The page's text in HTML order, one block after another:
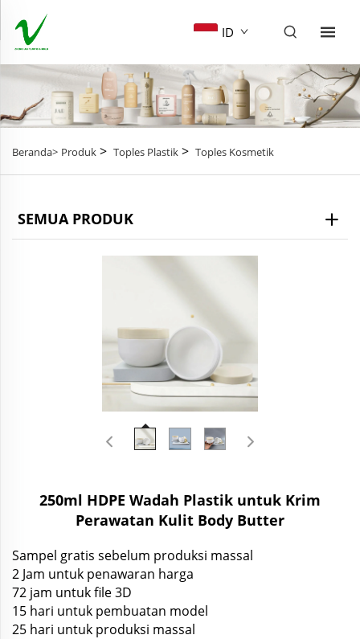
ID
Beranda> Produk > Toples Plastik > Toples Kosmetik
SEMUA PRODUK
250ml HDPE Wadah Plastik untuk Krim
Perawatan Kulit Body Butter
Sampel gratis sebelum produksi massal
2 Jam untuk penawaran harga
72 jam untuk file 3D
15 hari untuk pembuatan model
25 hari untuk produksi massal